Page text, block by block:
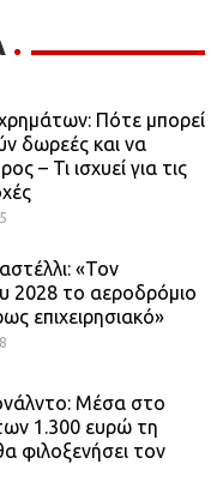
Πότε μπορεί
δωρεές και να
– Τι ισχυεί για τις
«Τον
2028 το αεροδρόμιο
επιχειρησιακό»
Μέσα στο
1.300 ευρώ τη
φιλοξενήσει τον